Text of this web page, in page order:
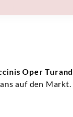
Oper
auf den